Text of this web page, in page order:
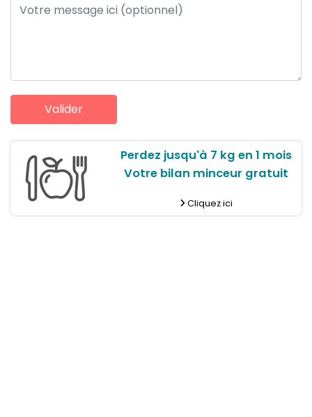
Perdez jusqu'à 7 kg en 1 mois
Votre bilan minceur gratuit
Cliquez ici